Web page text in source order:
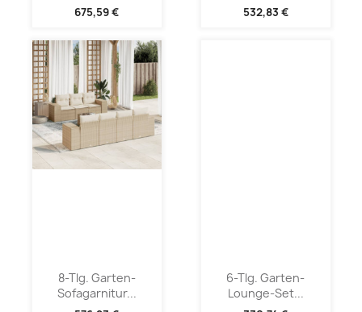
675,59 € 532,83 €
8-Tlg. Garten-
Sofagarnitur...
6-Tlg. Garten-
Lounge-Set...